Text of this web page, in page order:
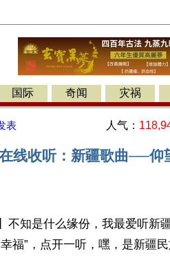
国际 奇闻 灾祸
表 人气：
线收听：新疆歌曲──仰
不知是什么缘份，我最爱听
福”，点开一听，嘿，是新疆